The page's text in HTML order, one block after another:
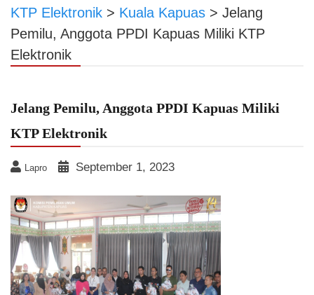
KTP Elektronik > Kuala Kapuas > Jelang
Pemilu, Anggota PPDI Kapuas Miliki KTP
Elektronik
Jelang Pemilu, Anggota PPDI Kapuas Miliki
KTP Elektronik
Lapro September 1, 2023